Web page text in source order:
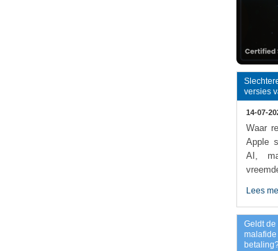
versies
14-07-
Waar
Apple
AI,
Lees
Geldt